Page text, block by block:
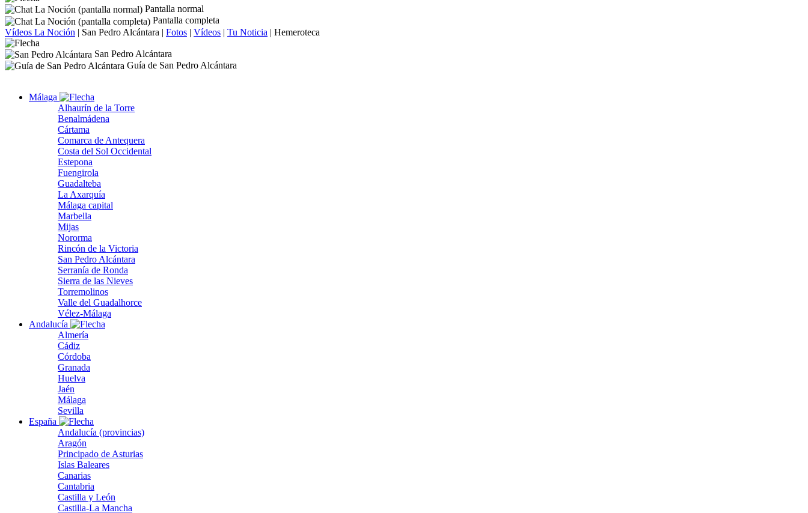
Pantalla normal
Pantalla completa
Vídeos La Noción | San Pedro Alcántara | Fotos | Vídeos | Tu Noticia | Hemeroteca
San Pedro Alcántara
Guía de San Pedro Alcántara
Málaga
Alhaurín de la Torre
Benalmádena
Cártama
Comarca de Antequera
Costa del Sol Occidental
Estepona
Fuengirola
Guadalteba
La Axarquía
Málaga capital
Marbella
Mijas
Nororma
Rincón de la Victoria
San Pedro Alcántara
Serranía de Ronda
Sierra de las Nieves
Torremolinos
Valle del Guadalhorce
Vélez-Málaga
Andalucía
Almería
Cádiz
Córdoba
Granada
Huelva
Jaén
Málaga
Sevilla
España
Andalucía (provincias)
Aragón
Principado de Asturias
Islas Baleares
Canarias
Cantabria
Castilla y León
Castilla-La Mancha